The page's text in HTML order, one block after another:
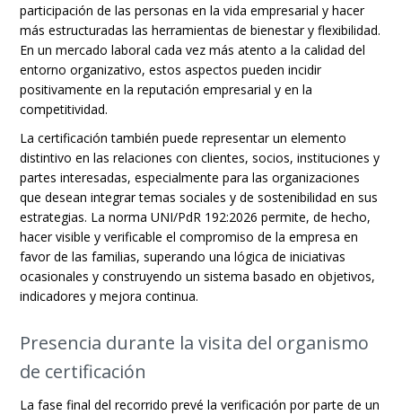
participación de las personas en la vida empresarial y hacer
más estructuradas las herramientas de bienestar y flexibilidad.
En un mercado laboral cada vez más atento a la calidad del
entorno organizativo, estos aspectos pueden incidir
positivamente en la reputación empresarial y en la
competitividad.
La certificación también puede representar un elemento
distintivo en las relaciones con clientes, socios, instituciones y
partes interesadas, especialmente para las organizaciones
que desean integrar temas sociales y de sostenibilidad en sus
estrategias. La norma UNI/PdR 192:2026 permite, de hecho,
hacer visible y verificable el compromiso de la empresa en
favor de las familias, superando una lógica de iniciativas
ocasionales y construyendo un sistema basado en objetivos,
indicadores y mejora continua.
Presencia durante la visita del organismo
de certificación
La fase final del recorrido prevé la verificación por parte de un